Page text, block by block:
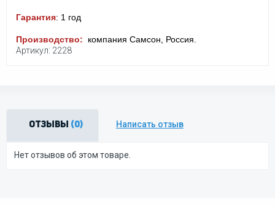
Гарантия: 1 год
Производство: компания Самсон, Россия.
Артикул: 2228
Отзывы (0) Написать отзыв
Нет отзывов об этом товаре.